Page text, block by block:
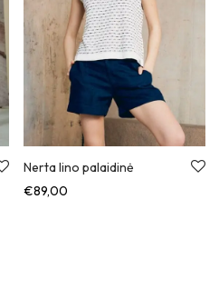
Nerta lino palaidinė
€89,00